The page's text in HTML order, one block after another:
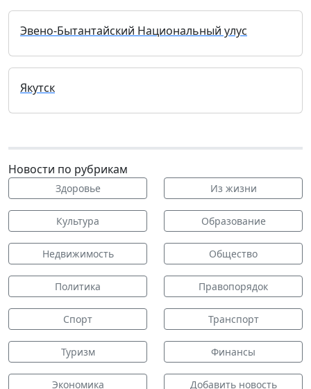
Эвено-Бытантайский Национальный улус
Якутск
Новости по рубрикам
Здоровье Из жизни
Культура Образование
Недвижимость Общество
Политика Правопорядок
Спорт Транспорт
Туризм Финансы
Экономика Добавить новость